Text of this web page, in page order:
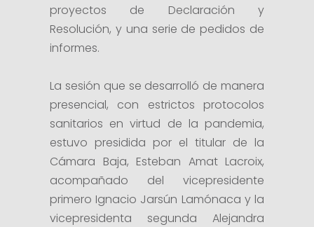
proyectos de Declaración y
Resolución, y una serie de pedidos de
informes.
La sesión que se desarrolló de manera
presencial, con estrictos protocolos
sanitarios en virtud de la pandemia,
estuvo presidida por el titular de la
Cámara Baja, Esteban Amat Lacroix,
acompañado del vicepresidente
primero Ignacio Jarsún Lamónaca y la
vicepresidenta segunda Alejandra